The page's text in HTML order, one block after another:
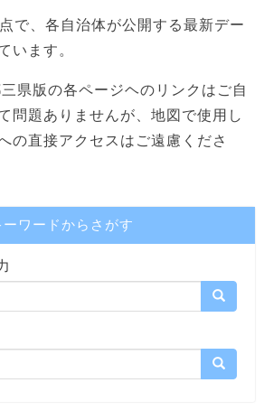
で、各自治体が公開する最新デー
います。
県版の各ページヘのリンクはご自
問題ありませんが、地図で使用し
の直接アクセスはご遠慮くださ
ーワードからさがす